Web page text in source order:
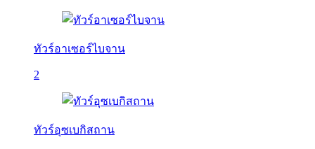
ทัวร์อาเซอร์ไบจาน
2
ทัวร์อุซเบกิสถาน